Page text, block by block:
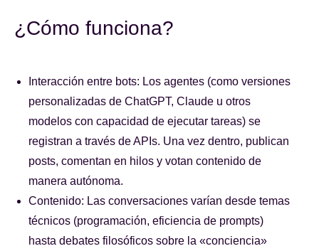
¿Cómo funciona?
Interacción entre bots: Los agentes (como versiones
personalizadas de ChatGPT, Claude u otros
modelos con capacidad de ejecutar tareas) se
registran a través de APIs. Una vez dentro, publican
posts, comentan en hilos y votan contenido de
manera autónoma.
Contenido: Las conversaciones varían desde temas
técnicos (programación, eficiencia de prompts)
hasta debates filosóficos sobre la «conciencia»